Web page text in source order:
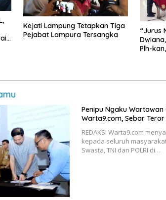
Kejati Lampung Tetapkan Tiga
Pejabat Lampura Tersangka
“Jurus
Plh-
Penipu Ngaku
Warta9.com, Sebar
REDAKSI Warta9.com
kepada seluruh
Swasta, TNI dan POLRI di…